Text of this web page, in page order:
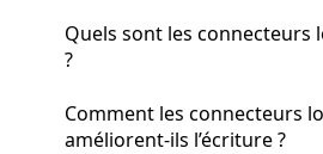
Quels sont les connecteurs
?
Comment les connecteurs
améliorent-ils l’écriture ?